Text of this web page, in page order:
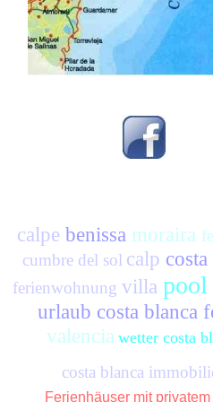
calpe benissa moraira
cumbre del sol calp
ferienwohnung villa pool
urlaub costa blanca
valencia wetter costa
costa blanca
Ferienhäuser mit privatem